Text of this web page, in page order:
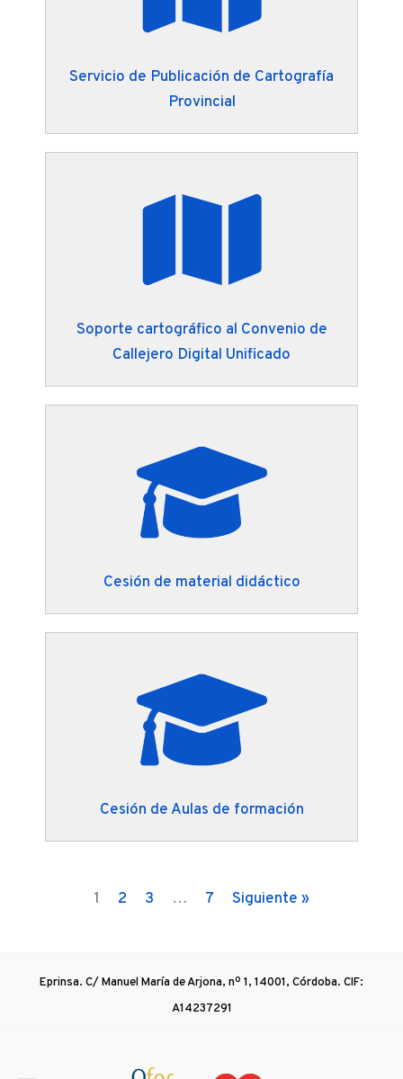
Servicio de Publicación de Cartografía
Provincial
Soporte cartográfico al Convenio de
Callejero Digital Unificado
Cesión de material didáctico
Cesión de Aulas de formación
1 2 3 … 7 Siguiente »
Eprinsa. C/ Manuel María de Arjona, nº 1, 14001, Córdoba. CIF:
A14237291